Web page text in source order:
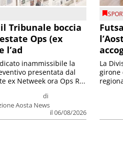
Tribunale boccia
Ops (ex
l’ad
di
Aosta News
il 06/08/2026
inammissibile la
presentata dal
ex Netweek ora Ops R...
La
girone